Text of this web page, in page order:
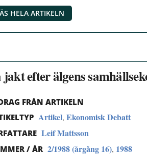
HELA ARTIKELN
jakt efter älgens
FRÅN ARTIKELN
Artikel, Ekonomisk Debatt
Leif Mattsson
/ ÅR 2/1988 (årgång 16), 1988